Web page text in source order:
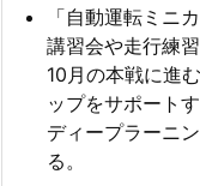
「自動運転ミニ
講習会や走行練
10月の本戦に進
ップをサポート
ディープラーニ
る。